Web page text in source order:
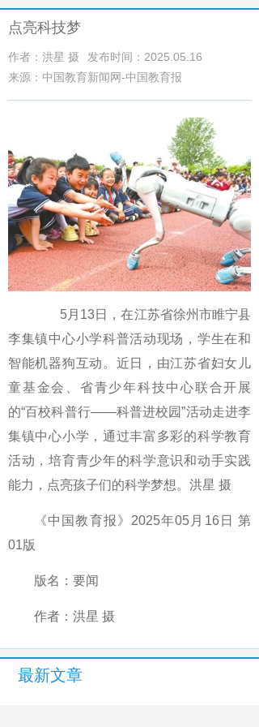
点亮科技梦
作者：洪星 摄
发布时间：2025.05.16
来源：中国教育新闻网-中国教育报
5月13日，在江苏省徐州市睢宁县
李集镇中心小学科普活动现场，学生在和
智能机器狗互动。近日，由江苏省妇女儿
童基金会、省青少年科技中心联合开展
的“百校科普行——科普进校园”活动走进李
集镇中心小学，通过丰富多彩的科学教育
活动，培育青少年的科学意识和动手实践
能力，点亮孩子们的科学梦想。洪星 摄
《中国教育报》2025年05月16日 第
01版
版名：要闻
作者：洪星 摄
最新文章